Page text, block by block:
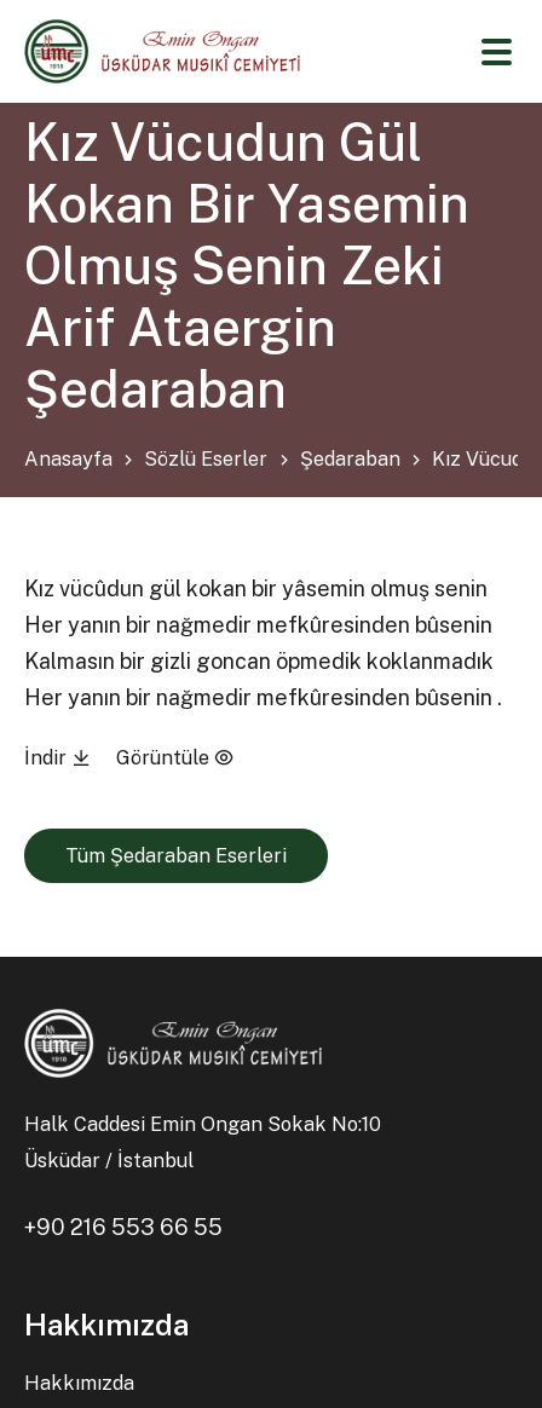
Kız Vücudun Gül
Kokan Bir Yasemin
Olmuş Senin Zeki
Arif Ataergin
Şedaraban
Anasayfa Sözlü Eserler Şedaraban Kız
Kız vücûdun gül kokan bir yâsemin olmuş senin
Her yanın bir nağmedir mefkûresinden bûsenin
Kalmasın bir gizli goncan öpmedik koklanmadık
Her yanın bir nağmedir mefkûresinden bûsenin .
İndir Görüntüle
Tüm Şedaraban Eserleri
Halk Caddesi Emin Ongan Sokak No:10
Üsküdar / İstanbul
+90 216 553 66 55
Hakkımızda
Hakkımızda